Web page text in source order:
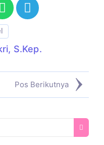
S.Kep.
Pos Berikutnya